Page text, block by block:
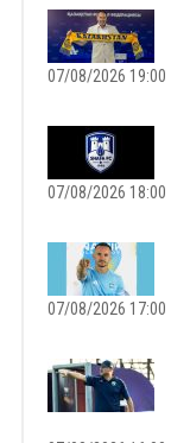
07/08/2026 19:00
07/08/2026 18:00
07/08/2026 17:00